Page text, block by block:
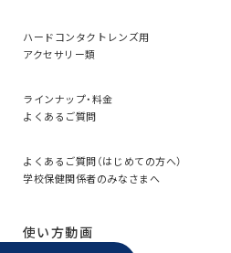
ハードコンタクトレンズ用
アクセサリー類
ラインナップ・料金
よくあるご質問
よくあるご質問（はじめての方へ）
学校保健関係者のみなさまへ
使い方動画